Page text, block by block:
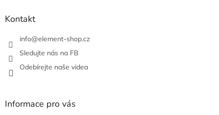
Kontakt
info@element-shop.cz
Sledujte nás na FB
Odebírejte naše videa
Informace pro vás